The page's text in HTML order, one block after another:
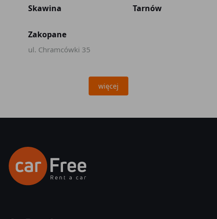
Skawina Tarnów
Zakopane
ul. Chramcówki 35
więcej